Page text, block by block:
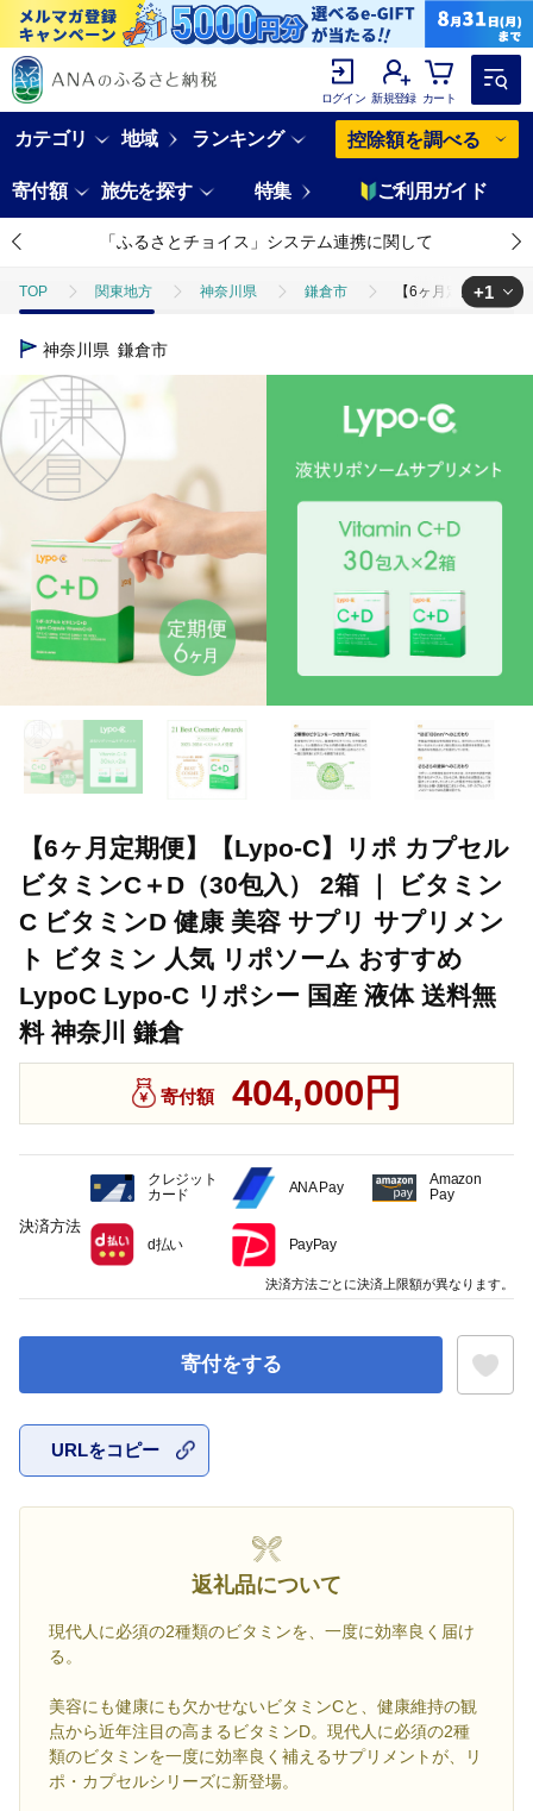
ログイン 新規登録 カート
カテゴリ 地域 ランキング 控除額を調べる
寄付額 旅先を探す 特集 ご利用ガイド
「ふるさとチョイス」システム連携に関して
TOP 関東地方 神奈川県 鎌倉市 【6ヶ月定期便】【
TOP
+1
神奈川県 鎌倉市
【6ヶ月定期便】【Lypo-C】リポ カプセル
ビタミンC＋D（30包入） 2箱 ｜ ビタミン
C ビタミンD 健康 美容 サプリ サプリメン
ト ビタミン 人気 リポソーム おすすめ
LypoC Lypo-C リポシー 国産 液体 送料無
料 神奈川 鎌倉
寄付額 404,000円
寄付をする
URLをコピー
返礼品について
現代人に必須の2種類のビタミンを、一度に効率良く届け
る。
美容にも健康にも欠かせないビタミンCと、健康維持の観
点から近年注目の高まるビタミンD。現代人に必須の2種
類のビタミンを一度に効率良く補えるサプリメントが、リ
ポ・カプセルシリーズに新登場。
決済方法
クレジット
カード
ANA Pay
Amazon
Pay
d払い PayPay
決済方法ごとに決済上限額が異なります。